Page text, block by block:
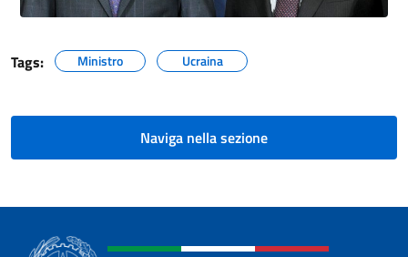
Tags: Ministro Ucraina
Naviga nella sezione